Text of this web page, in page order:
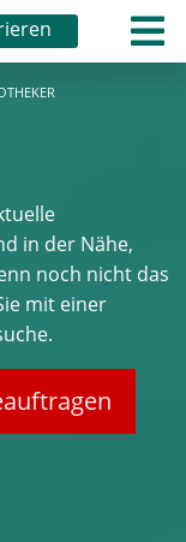
in der Nähe,
noch nicht das
mit einer